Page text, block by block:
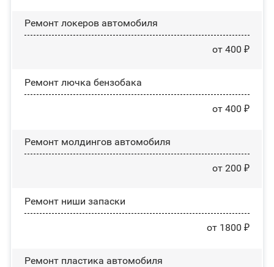
Ремонт лoĸepoв автомобиля
от 400 ₽
Ремонт лючка бензобака
от 400 ₽
Ремонт молдингов автомобиля
от 200 ₽
Ремонт ниши запаски
от 1800 ₽
Ремонт пластика автомобиля